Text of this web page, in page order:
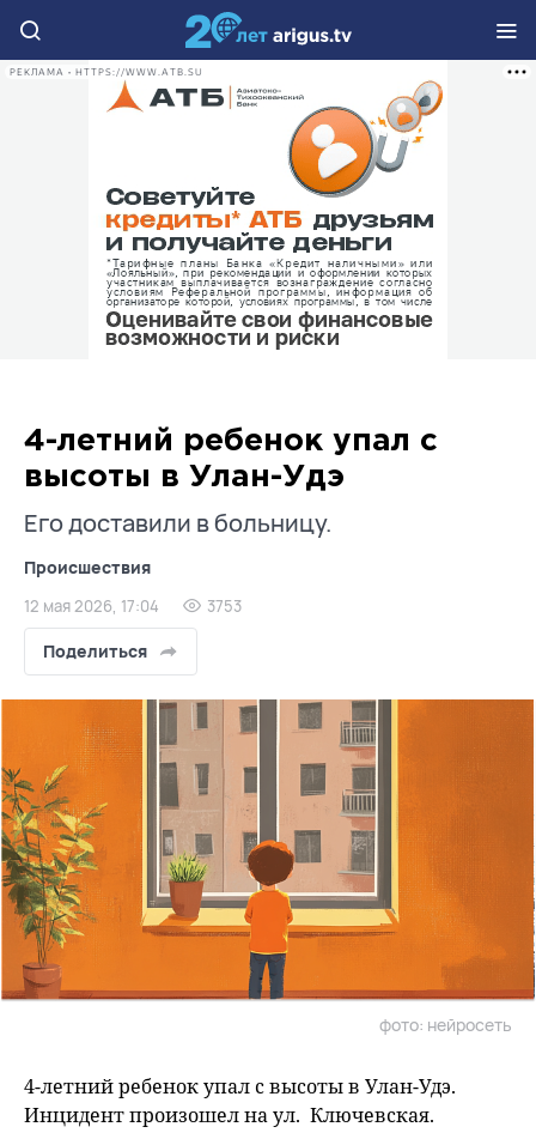
РЕКЛАМА • HTTPS://WWW.ATB.SU
4-летний ребенок упал с
высоты в Улан-Удэ
Его доставили в больницу.
Происшествия
12 мая 2026, 17:04 3753
Поделиться
фото: нейросеть
4-летний ребенок упал с высоты в Улан-Удэ.
Инцидент произошел на ул. Ключевская.